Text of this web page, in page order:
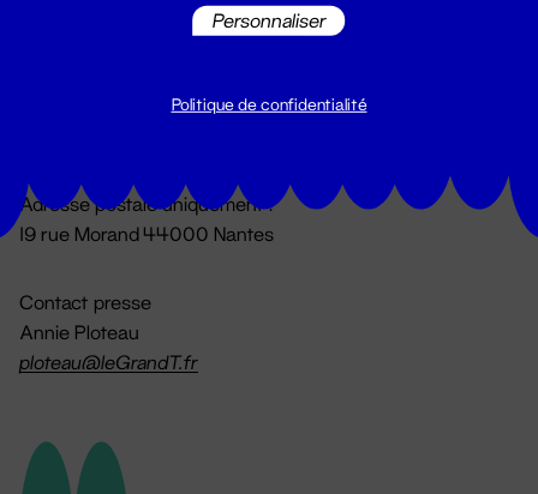
Du lundi au vendredi 14h → 18h
Adresse postale uniquement :
19 rue Morand 44000 Nantes
Contact presse
Annie Ploteau
ploteau@leGrandT.fr
Personnaliser
Politique de confidentialité